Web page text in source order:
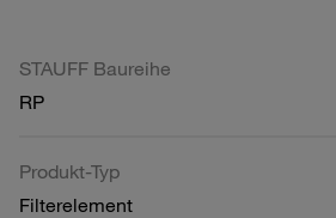
STAUFF Baureihe
RP
Produkt-Typ
Filterelement